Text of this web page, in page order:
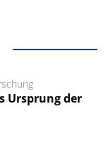
Ursprung der